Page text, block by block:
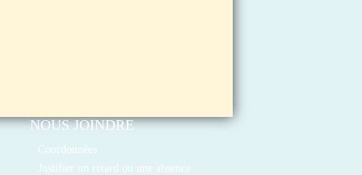
NOUS JOINDRE
Coordonnées
Justifier un retard ou une absence